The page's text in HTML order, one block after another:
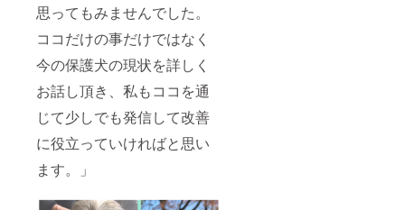
思ってもみませんでした。
ココだけの事だけではなく
今の保護犬の現状を詳しく
お話し頂き、私もココを通
じて少しでも発信して改善
に役立っていければと思い
ます。」